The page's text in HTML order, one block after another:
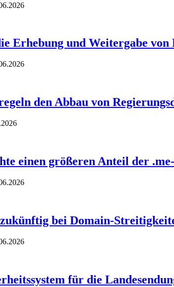
Erhebung und Weitergabe
den Abbau von
einen größeren Anteil der
bei Domain-
für die